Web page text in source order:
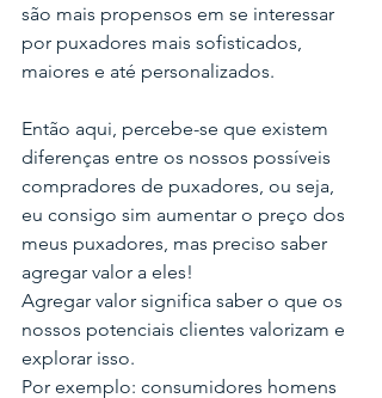
são mais propensos em se interessar
por puxadores mais sofisticados,
maiores e até personalizados.
Então aqui, percebe-se que existem
diferenças entre os nossos possíveis
compradores de puxadores, ou seja,
eu consigo sim aumentar o preço dos
meus puxadores, mas preciso saber
agregar valor a eles!
Agregar valor significa saber o que os
nossos potenciais clientes valorizam e
explorar isso.
Por exemplo: consumidores homens